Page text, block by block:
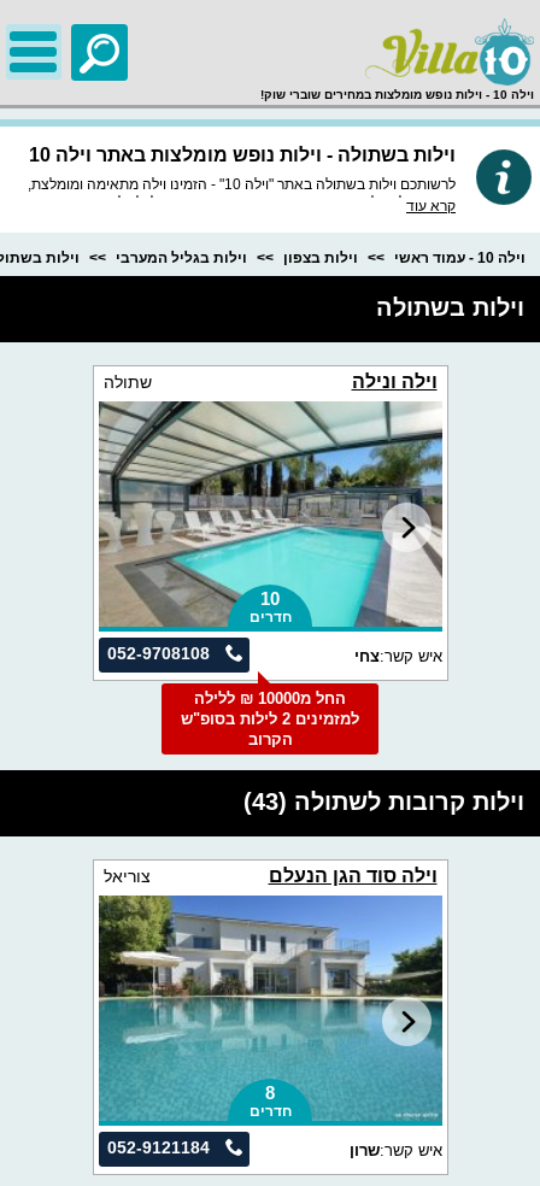
וילה 10 - וילות נופש מומלצות במחירים שוברי שוק!
וילות בשתולה - וילות נופש מומלצות באתר וילה 10
לרשותכם וילות בשתולה באתר "וילה 10" - הזמינו וילה מתאימה ומומלצת,
באתר שלנו וילות נופש איכותיות ומובחרות במיוחד, לכל וילה חוות דעת
קרא עוד
וילה 10 - עמוד ראשי וילות בצפון וילות בגליל המערבי וילות
וילות בשתולה
וילה ונילה שתולה
10
חדרים
052-9708108 איש קשר:צחי
החל מ10000 ₪ ללילה
למזמינים 2 לילות בסופ"ש
הקרוב
וילות קרובות לשתולה (43)
וילה סוד הגן הנעלם צוריאל
8
חדרים
052-9121184 איש קשר:שרון